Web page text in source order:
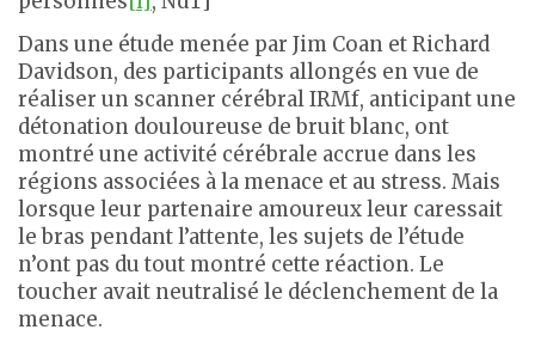
Dans une étude menée par Jim Coan et Richard
Davidson, des participants allongés en vue de
réaliser un scanner cérébral IRMf, anticipant une
détonation douloureuse de bruit blanc, ont
montré une activité cérébrale accrue dans les
régions associées à la menace et au stress. Mais
lorsque leur partenaire amoureux leur caressait
le bras pendant l’attente, les sujets de l’étude
n’ont pas du tout montré cette réaction. Le
toucher avait neutralisé le déclenchement de la
menace.